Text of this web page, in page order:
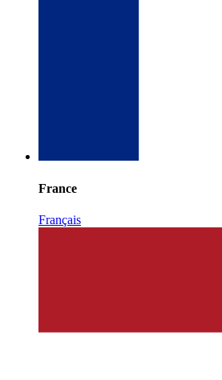
France
Français